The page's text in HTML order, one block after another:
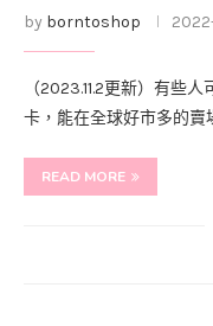
by borntoshop
（2023.11.2更新）有些
卡，能在全球好市多的賣
READ MORE